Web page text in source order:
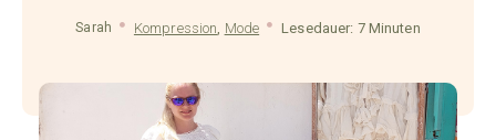
Sarah Kompression, Mode Lesedauer: 7 Minuten